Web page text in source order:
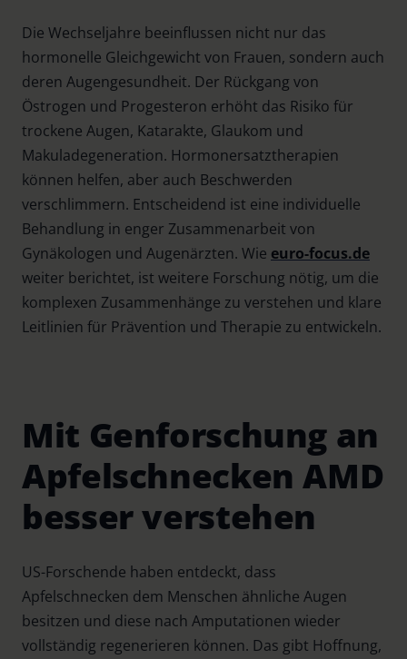
Die Wechseljahre beeinflussen nicht nur das
hormonelle Gleichgewicht von Frauen, sondern auch
deren Augengesundheit. Der Rückgang von
Östrogen und Progesteron erhöht das Risiko für
trockene Augen, Katarakte, Glaukom und
Makuladegeneration. Hormonersatztherapien
können helfen, aber auch Beschwerden
verschlimmern. Entscheidend ist eine individuelle
Behandlung in enger Zusammenarbeit von
Gynäkologen und Augenärzten. Wie euro-focus.de
weiter berichtet, ist weitere Forschung nötig, um die
komplexen Zusammenhänge zu verstehen und klare
Leitlinien für Prävention und Therapie zu entwickeln.
Mit Genforschung an
Apfelschnecken AMD
besser verstehen
US-Forschende haben entdeckt, dass
Apfelschnecken dem Menschen ähnliche Augen
besitzen und diese nach Amputationen wieder
vollständig regenerieren können. Das gibt Hoffnung,